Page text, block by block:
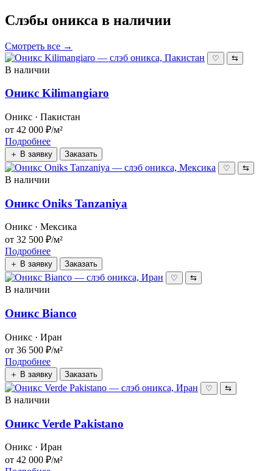
Слэбы оникса в наличии
Смотреть все →
♡ ⇆
В наличии
Оникс Kilimangiaro
Оникс · Пакистан
от 42 000 ₽/м²
Подробнее
＋ В заявку
Заказать
♡
⇆
В наличии
Оникс Oniks Tanzaniya
Оникс · Мексика
от 32 500 ₽/м²
Подробнее
＋ В заявку
Заказать
♡
⇆
В наличии
Оникс Bianco
Оникс · Иран
от 36 500 ₽/м²
Подробнее
＋ В заявку
Заказать
♡
⇆
В наличии
Оникс Verde Pakistano
Оникс · Иран
от 42 000 ₽/м²